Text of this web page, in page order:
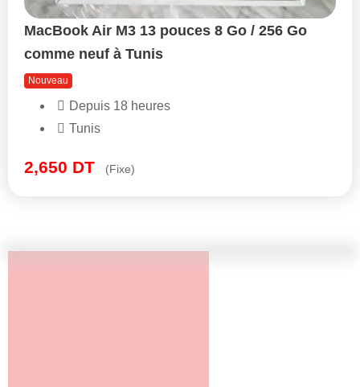
MacBook Air M3 13 pouces 8 Go / 256 Go
comme neuf à Tunis
Nouveau
Depuis 18 heures
Tunis
2,650 DT (Fixe)